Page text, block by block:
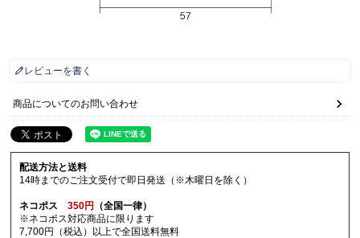
レビューを書く
商品についてのお問い合わせ
配送方法と送料
14時までのご注文受付で即日発送（※木曜日を除く）
ネコポス350円
（全国一律）
※ネコポス対応商品に限ります
7,700円（税込）以上で全国送料無料